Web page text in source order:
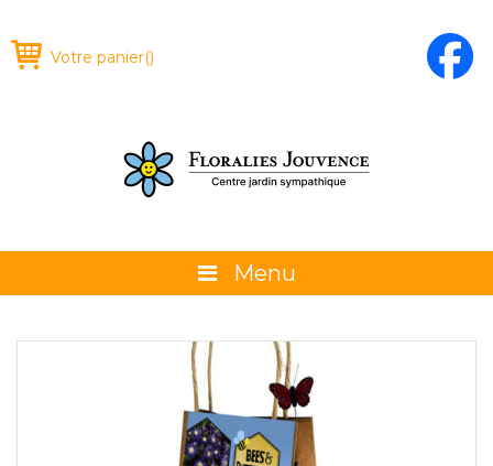
Votre panier()
Menu
La boutique
Promotions et évènements
Conseils